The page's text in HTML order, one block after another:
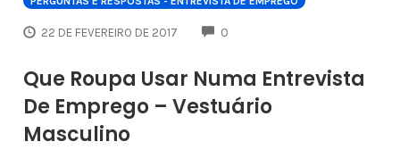
22 DE FEVEREIRO DE 2017 0
Que Roupa Usar Numa Entrevista
De Emprego – Vestuário
Masculino